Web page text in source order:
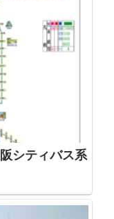
シティバス系